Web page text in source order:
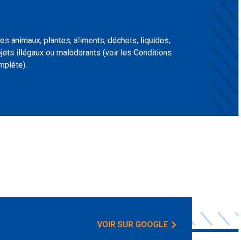
animaux, plantes, aliments, déchets, liquides,
illégaux ou malodorants (voir les Conditions
VOIR SUR GOOGLE